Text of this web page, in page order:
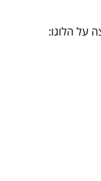
על הלוגו: